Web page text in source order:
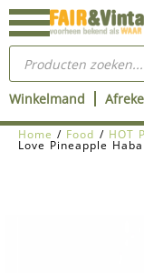
Ga
naar
inhoud
Producten
zoeken
Winkelmand
Home / Food / HOT
Love Pineapple